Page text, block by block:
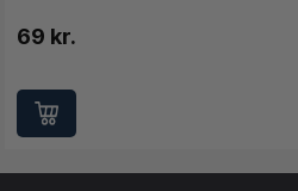
69 kr.